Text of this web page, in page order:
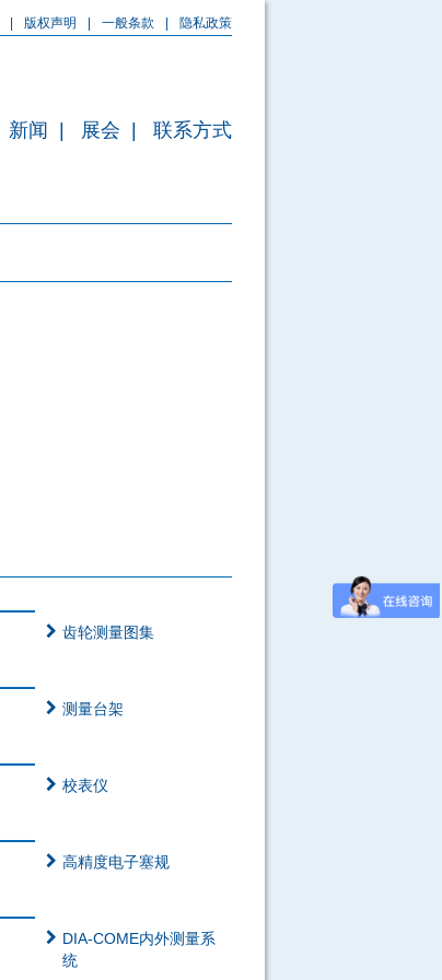
版权声明 一般条款 隐私政策
新闻 展会 联系方式
齿轮测量图集
测量台架
校表仪
高精度电子塞规
DIA-COME内外测量系
统